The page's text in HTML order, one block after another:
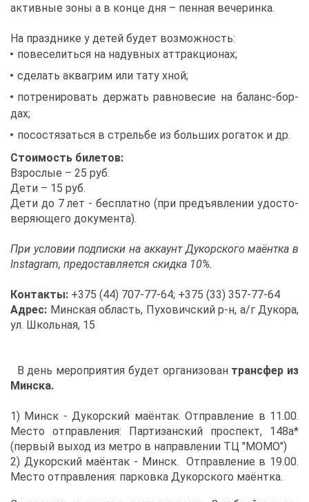
ак­тив­ные зо­ны а в кон­це дня – пен­ная ве­че­рин­ка.
На празд­ни­ке у де­тей бу­дет воз­мож­ность:
по­ве­се­лить­ся на на­дув­ных ат­трак­ци­о­нах;
сде­лать ак­ва­грим или та­ту хной;
по­тре­ни­ро­вать дер­жать рав­но­ве­сие на ба­ланс-бор­
дах;
по­со­стя­зать­ся в стрель­бе из боль­ших ро­га­ток и др.
Сто­и­мость би­ле­тов:
Взрос­лые – 25 руб.
Де­ти – 15 руб.
Де­ти до 7 лет - бес­плат­но (при предъ­яв­ле­нии удо­сто­
ве­ря­ю­ще­го до­ку­мен­та).
При усло­вии под­пис­ки на ак­ка­унт Ду­кор­ско­го ма­ёнт­ка в
Instagram, предо­став­ля­ет­ся скид­ка 10%.
Кон­так­ты: +375 (44) 707-77-64; +375 (33) 357-77-64
Ад­рес: Мин­ская об­ласть, Пу­хо­вич­ский р-н, а/г Ду­ко­ра,
ул. Школь­ная, 15
В день ме­ро­при­я­тия бу­дет ор­га­ни­зо­вантранс­фер из
Мин­ска.
1) Минск - Ду­кор­ский ма­ён­так. От­прав­ле­ние в 11.00.
Ме­сто от­прав­ле­ния: Пар­ти­зан­ский про­спект, 148а*
(пер­вый вы­ход из мет­ро в на­прав­ле­нии ТЦ "МО­МО")
2) Ду­кор­ский ма­ён­так - Минск. От­прав­ле­ние в 19.00.
Ме­сто от­прав­ле­ния: пар­ков­ка Ду­кор­ско­го ма­ёнт­ка.